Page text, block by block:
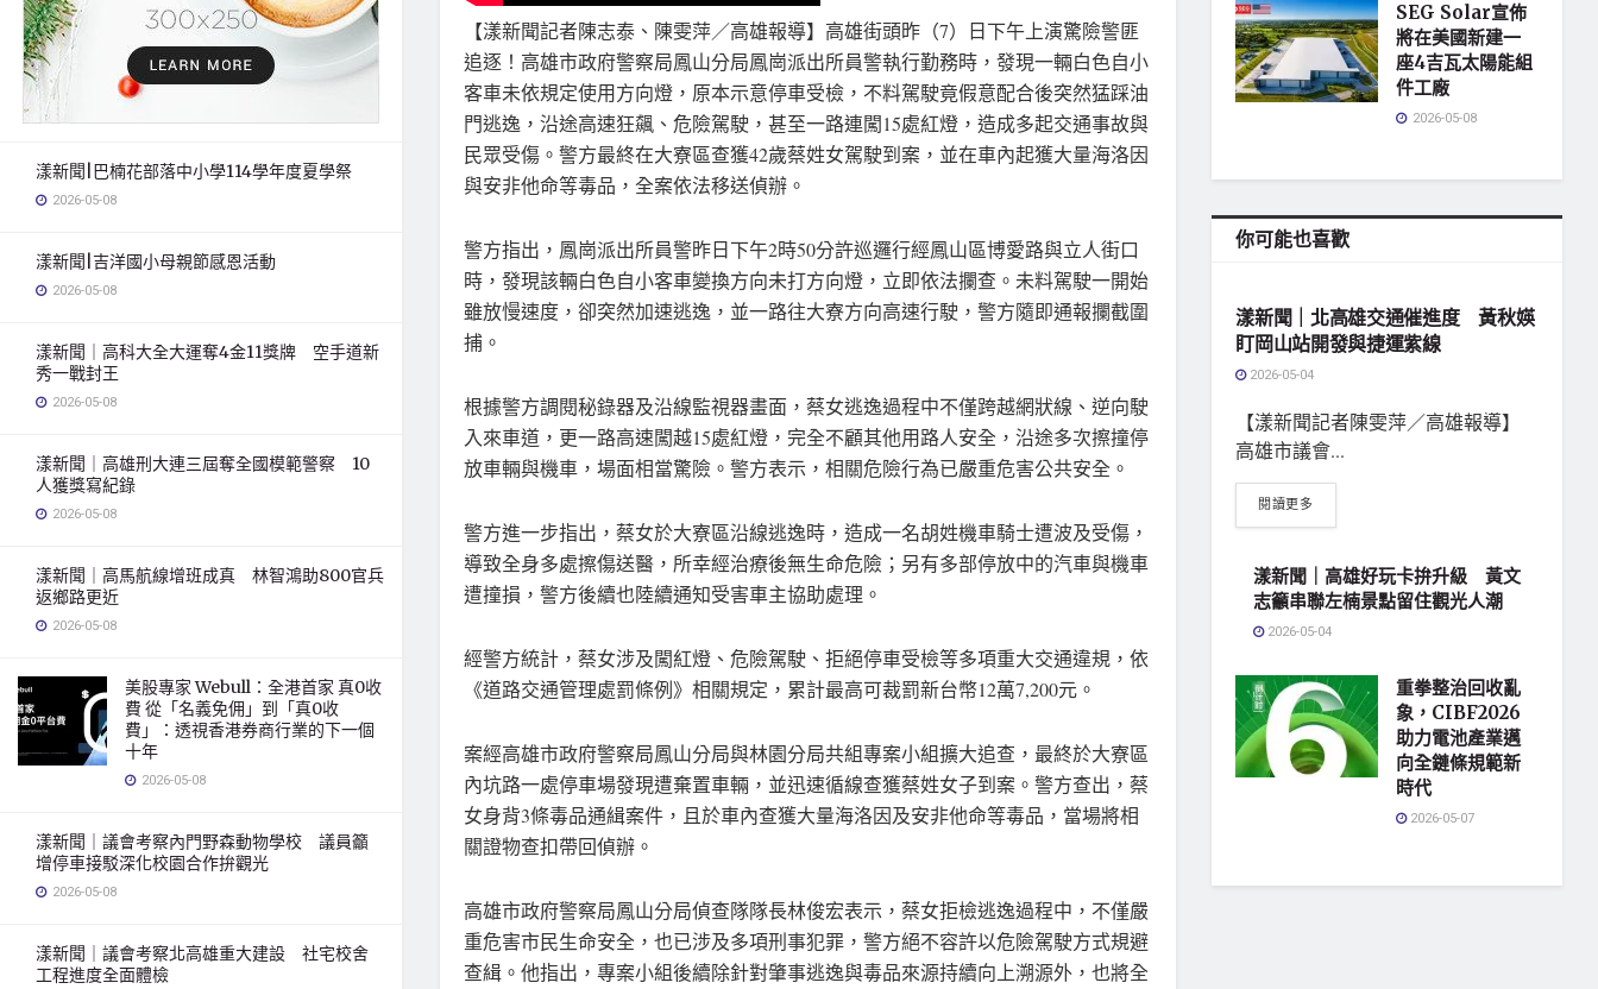
漾新聞|巴楠花部落中小學114學年度夏學祭
2026-05-08
漾新聞|吉洋國小母親節感恩活動
2026-05-08
漾新聞｜高科大全大運奪4金11獎牌 空手道新
秀一戰封王
2026-05-08
漾新聞｜高雄刑大連三屆奪全國模範警察 10
人獲獎寫紀錄
2026-05-08
漾新聞｜高馬航線增班成真 林智鴻助800官兵
返鄉路更近
2026-05-08
美股專家 Webull：全港首家 真0收
費 從「名義免佣」到「真0收
費」：透視香港券商行業的下一個
十年
2026-05-08
漾新聞｜議會考察內門野森動物學校 議員籲
增停車接駁深化校園合作拚觀光
2026-05-08
漾新聞｜議會考察北高雄重大建設 社宅校舍
工程進度全面體檢
【漾新聞記者陳志泰、陳雯萍／高雄報導】高雄街頭昨（7）日下午上演驚險警匪
追逐！高雄市政府警察局鳳山分局鳳崗派出所員警執行勤務時，發現一輛白色自小
客車未依規定使用方向燈，原本示意停車受檢，不料駕駛竟假意配合後突然猛踩油
門逃逸，沿途高速狂飆、危險駕駛，甚至一路連闖15處紅燈，造成多起交通事故與
民眾受傷。警方最終在大寮區查獲42歲蔡姓女駕駛到案，並在車內起獲大量海洛因
與安非他命等毒品，全案依法移送偵辦。
警方指出，鳳崗派出所員警昨日下午2時50分許巡邏行經鳳山區博愛路與立人街口
時，發現該輛白色自小客車變換方向未打方向燈，立即依法攔查。未料駕駛一開始
雖放慢速度，卻突然加速逃逸，並一路往大寮方向高速行駛，警方隨即通報攔截圍
捕。
根據警方調閱秘錄器及沿線監視器畫面，蔡女逃逸過程中不僅跨越網狀線、逆向駛
入來車道，更一路高速闖越15處紅燈，完全不顧其他用路人安全，沿途多次擦撞停
放車輛與機車，場面相當驚險。警方表示，相關危險行為已嚴重危害公共安全。
警方進一步指出，蔡女於大寮區沿線逃逸時，造成一名胡姓機車騎士遭波及受傷，
導致全身多處擦傷送醫，所幸經治療後無生命危險；另有多部停放中的汽車與機車
遭撞損，警方後續也陸續通知受害車主協助處理。
經警方統計，蔡女涉及闖紅燈、危險駕駛、拒絕停車受檢等多項重大交通違規，依
《道路交通管理處罰條例》相關規定，累計最高可裁罰新台幣12萬7,200元。
案經高雄市政府警察局鳳山分局與林園分局共組專案小組擴大追查，最終於大寮區
內坑路一處停車場發現遭棄置車輛，並迅速循線查獲蔡姓女子到案。警方查出，蔡
女身背3條毒品通緝案件，且於車內查獲大量海洛因及安非他命等毒品，當場將相
關證物查扣帶回偵辦。
高雄市政府警察局鳳山分局偵查隊隊長林俊宏表示，蔡女拒檢逃逸過程中，不僅嚴
重危害市民生命安全，也已涉及多項刑事犯罪，警方絕不容許以危險駕駛方式規避
查緝。他指出，專案小組後續除針對肇事逃逸與毒品來源持續向上溯源外，也將全
SEG Solar宣佈
將在美國新建一
座4吉瓦太陽能組
件工廠
2026-05-08
你可能也喜歡
漾新聞｜北高雄交通催進度 黃秋媖
盯岡山站開發與捷運紫線
2026-05-04
【漾新聞記者陳雯萍／高雄報導】
高雄市議會...
閱讀更多
漾新聞｜高雄好玩卡拚升級 黃文
志籲串聯左楠景點留住觀光人潮
2026-05-04
重拳整治回收亂
象，CIBF2026
助力電池產業邁
向全鏈條規範新
時代
2026-05-07